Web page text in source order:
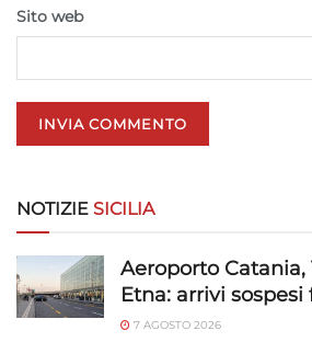
Riconoscere i dispositivi in base a
richieste attivamente.
e presentare pubblicità e
Salvare e comunicare le scelte sulla
privacy.
Sito web
NOTIZIE SICILIA
Aeroporto Catania,
Etna: arrivi sospesi
7 AGOSTO 2026